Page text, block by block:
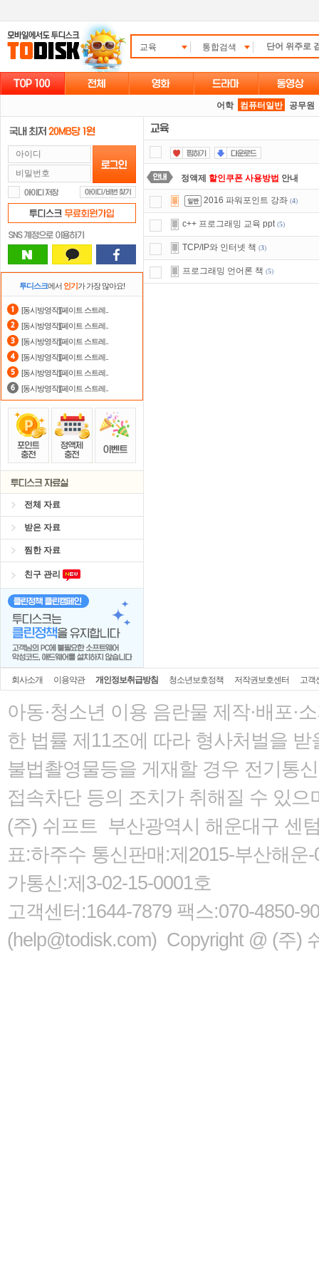
교육 통합검색
어학 컴퓨터일반 공무원
투디스크에서 인기가 가장 많아요!
[동시방영작][페이트 스트레..
[동시방영작][페이트 스트레..
[동시방영작][페이트 스트레..
[동시방영작][페이트 스트레..
[동시방영작][페이트 스트레..
[동시방영작][페이트 스트레..
전체 자료
받은 자료
찜한 자료
친구 관리
정액제 할인쿠폰 사용방법 안내
숨어있는 카드 마일리지 조회하고
출석체크이벤트!매일매일출석체
포인트할인쿠폰 사용방법안내
2016 파워포인트 강좌 (4)
c++ 프로그래밍 교육 ppt (5)
TCP/IP와 인터넷 책 (3)
프로그래밍 언어론 책 (5)
회사소개 이용약관 개인정보취급방침 청소년보호정책 저작권보호센터 고객
아동·청소년 이용 음란물 제작·배포·
한 법률 제11조에 따라 형사처벌을 받
불법촬영물등을 게재할 경우 전기통
접속차단 등의 조치가 취해질 수 있으
(주) 쉬프트 부산광역시 해운대구 센
표:하주수 통신판매:제2015-부산해
가통신:제3-02-15-0001호
고객센터:1644-7879 팩스:070-4850-
(help@todisk.com) Copyright @ (주)